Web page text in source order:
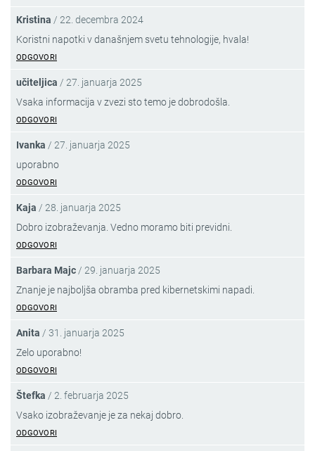
Kristina / 22. decembra 2024
Koristni napotki v današnjem svetu tehnologije, hvala!
ODGOVORI
učiteljica / 27. januarja 2025
Vsaka informacija v zvezi sto temo je dobrodošla.
ODGOVORI
Ivanka / 27. januarja 2025
uporabno
ODGOVORI
Kaja / 28. januarja 2025
Dobro izobraževanja. Vedno moramo biti previdni.
ODGOVORI
Barbara Majc / 29. januarja 2025
Znanje je najboljša obramba pred kibernetskimi napadi.
ODGOVORI
Anita / 31. januarja 2025
Zelo uporabno!
ODGOVORI
Štefka / 2. februarja 2025
Vsako izobraževanje je za nekaj dobro.
ODGOVORI